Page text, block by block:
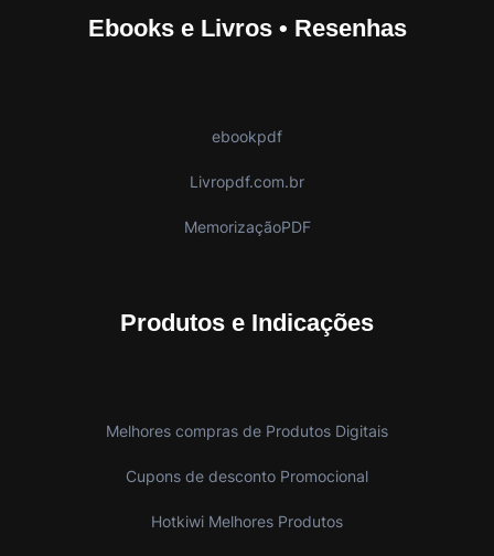
Ebooks e Livros • Resenhas
ebookpdf
Livropdf.com.br
MemorizaçãoPDF
Produtos e Indicações
Melhores compras de Produtos Digitais
Cupons de desconto Promocional
Hotkiwi Melhores Produtos